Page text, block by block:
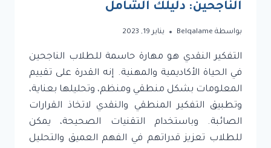
الناجحين: دليلك الشامل
بواسطة Belqalame يناير 19, 2023
‏التفكير النقدي هو مهارة حاسمة للطلاب الناجحين
في الحياة الأكاديمية والمهنية. إنه القدرة على تقييم
المعلومات بشكل منطقي ومنظم، وتحليلها بعناية،
وتطبيق التفكير المنطقي والنقدي لاتخاذ القرارات
الصائبة. وباستخدام التقنيات الصحيحة، يمكن
للطلاب تعزيز قدراتهم في الفهم العميق والتحليل